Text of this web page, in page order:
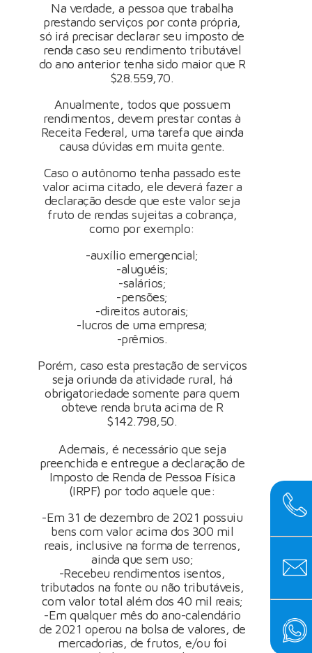
Na verdade, a pessoa que trabalha
prestando serviços por conta própria,
só irá precisar declarar seu imposto de
renda caso seu rendimento tributável
do ano anterior tenha sido maior que R
$28.559,70.
Anualmente, todos que possuem
rendimentos, devem prestar contas à
Receita Federal, uma tarefa que ainda
causa dúvidas em muita gente.
Caso o autônomo tenha passado este
valor acima citado, ele deverá fazer a
declaração desde que este valor seja
fruto de rendas sujeitas a cobrança,
como por exemplo:
-auxílio emergencial;
-aluguéis;
-salários;
-pensões;
-direitos autorais;
-lucros de uma empresa;
-prêmios.
Porém, caso esta prestação de serviços
seja oriunda da atividade rural, há
obrigatoriedade somente para quem
obteve renda bruta acima de R
$142.798,50.
Ademais, é necessário que seja
preenchida e entregue a declaração de
Imposto de Renda de Pessoa Física
(IRPF) por todo aquele que:
-Em 31 de dezembro de 2021 possuiu
bens com valor acima dos 300 mil
reais, inclusive na forma de terrenos,
ainda que sem uso;
-Recebeu rendimentos isentos,
tributados na fonte ou não tributáveis,
com valor total além dos 40 mil reais;
-Em qualquer mês do ano-calendário
de 2021 operou na bolsa de valores, de
mercadorias, de frutos, e/ou foi